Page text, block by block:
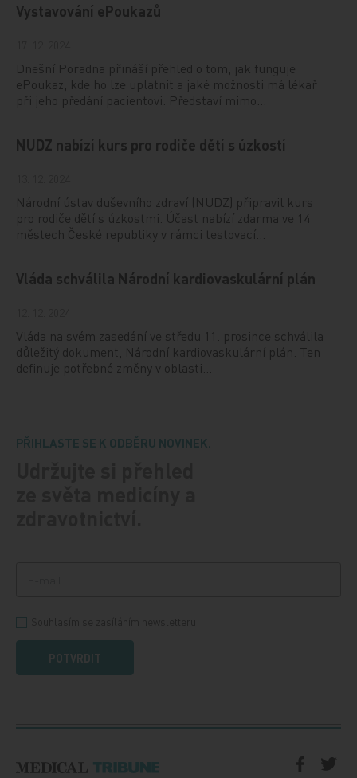
Vystavování ePoukazů
Dnešní Poradna přináší přehled o tom, jak funguje
ePoukaz, kde ho lze uplatnit a jaké možnosti má lékař
při jeho předání pacientovi. Představí mimo…
NUDZ nabízí kurs pro rodiče dětí s úzkostí
Národní ústav duševního zdraví (NUDZ) připravil kurs
pro rodiče dětí s úzkostmi. Účast nabízí zdarma ve 14
městech České republiky v rámci testovací…
Vláda schválila Národní kardiovaskulární plán
Vláda na svém zasedání ve středu 11. prosince schválila
důležitý dokument, Národní kardiovaskulární plán. Ten
definuje potřebné změny v oblasti…
PŘIHLASTE SE K ODBĚRU NOVINEK.
POTVRDIT